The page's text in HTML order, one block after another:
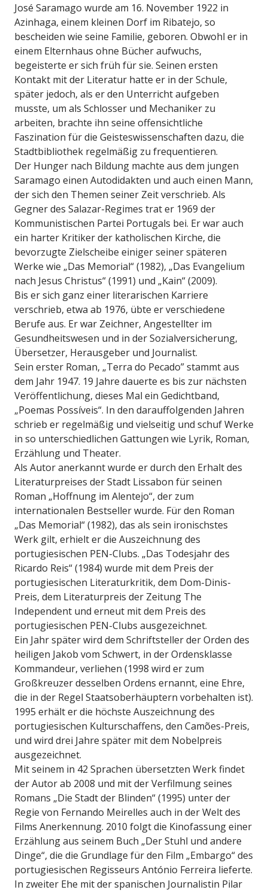
José Saramago wurde am 16. November 1922 in
Azinhaga, einem kleinen Dorf im Ribatejo, so
bescheiden wie seine Familie, geboren. Obwohl er in
einem Elternhaus ohne Bücher aufwuchs,
begeisterte er sich früh für sie. Seinen ersten
Kontakt mit der Literatur hatte er in der Schule,
später jedoch, als er den Unterricht aufgeben
musste, um als Schlosser und Mechaniker zu
arbeiten, brachte ihn seine offensichtliche
Faszination für die Geisteswissenschaften dazu, die
Stadtbibliothek regelmäßig zu frequentieren.
Der Hunger nach Bildung machte aus dem jungen
Saramago einen Autodidakten und auch einen Mann,
der sich den Themen seiner Zeit verschrieb. Als
Gegner des Salazar-Regimes trat er 1969 der
Kommunistischen Partei Portugals bei. Er war auch
ein harter Kritiker der katholischen Kirche, die
bevorzugte Zielscheibe einiger seiner späteren
Werke wie „Das Memorial“ (1982), „Das Evangelium
nach Jesus Christus“ (1991) und „Kain“ (2009).
Bis er sich ganz einer literarischen Karriere
verschrieb, etwa ab 1976, übte er verschiedene
Berufe aus. Er war Zeichner, Angestellter im
Gesundheitswesen und in der Sozialversicherung,
Übersetzer, Herausgeber und Journalist.
Sein erster Roman, „Terra do Pecado” stammt aus
dem Jahr 1947. 19 Jahre dauerte es bis zur nächsten
Veröffentlichung, dieses Mal ein Gedichtband,
„Poemas Possíveis“. In den darauffolgenden Jahren
schrieb er regelmäßig und vielseitig und schuf Werke
in so unterschiedlichen Gattungen wie Lyrik, Roman,
Erzählung und Theater.
Als Autor anerkannt wurde er durch den Erhalt des
Literaturpreises der Stadt Lissabon für seinen
Roman „Hoffnung im Alentejo“, der zum
internationalen Bestseller wurde. Für den Roman
„Das Memorial“ (1982), das als sein ironischstes
Werk gilt, erhielt er die Auszeichnung des
portugiesischen PEN-Clubs. „Das Todesjahr des
Ricardo Reis“ (1984) wurde mit dem Preis der
portugiesischen Literaturkritik, dem Dom-Dinis-
Preis, dem Literaturpreis der Zeitung The
Independent und erneut mit dem Preis des
portugiesischen PEN-Clubs ausgezeichnet.
Ein Jahr später wird dem Schriftsteller der Orden des
heiligen Jakob vom Schwert, in der Ordensklasse
Kommandeur, verliehen (1998 wird er zum
Großkreuzer desselben Ordens ernannt, eine Ehre,
die in der Regel Staatsoberhäuptern vorbehalten ist).
1995 erhält er die höchste Auszeichnung des
portugiesischen Kulturschaffens, den Camões-Preis,
und wird drei Jahre später mit dem Nobelpreis
ausgezeichnet.
Mit seinem in 42 Sprachen übersetzten Werk findet
der Autor ab 2008 und mit der Verfilmung seines
Romans „Die Stadt der Blinden“ (1995) unter der
Regie von Fernando Meirelles auch in der Welt des
Films Anerkennung. 2010 folgt die Kinofassung einer
Erzählung aus seinem Buch „Der Stuhl und andere
Dinge“, die die Grundlage für den Film „Embargo“ des
portugiesischen Regisseurs António Ferreira lieferte.
In zweiter Ehe mit der spanischen Journalistin Pilar